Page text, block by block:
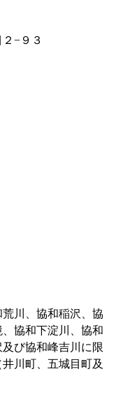
−９３
川、協和稲沢、協
協和下淀川、協和
び協和峰吉川に限
川町、五城目町及